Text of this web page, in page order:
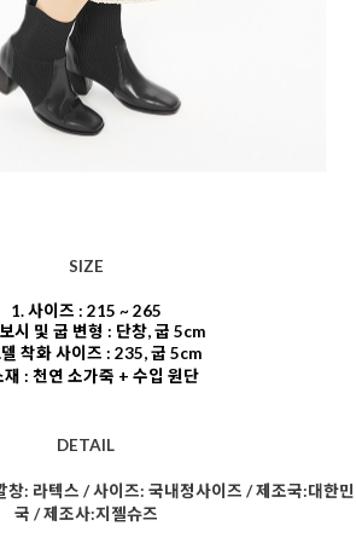
SIZE
1. 사이즈 : 215 ~ 265
시 및 굽 변형 : 단창, 굽 5cm
착화 사이즈 : 235, 굽 5cm
재 : 천연 소가죽 + 수입 원단
DETAIL
: 라텍스 / 사이즈: 국내정사이즈 / 제조국:대한민
국 / 제조사:지젤슈즈